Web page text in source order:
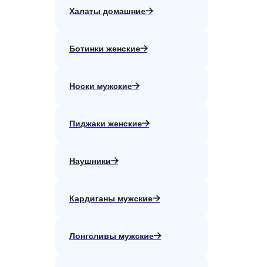
Халаты домашние
Ботинки женские
Носки мужские
Пиджаки женские
Наушники
Кардиганы мужские
Лонгсливы мужские